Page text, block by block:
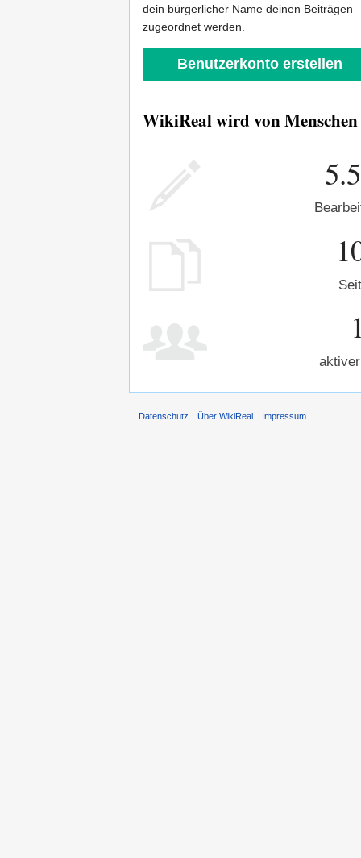
dein bürgerlicher Name deinen Beiträgen
zugeordnet werden.
WikiReal wird von
Datenschutz Über WikiReal Impressum